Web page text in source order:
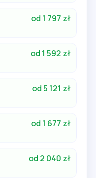
od 1 797 zł
od 1 592 zł
od 5 121 zł
od 1 677 zł
od 2 040 zł